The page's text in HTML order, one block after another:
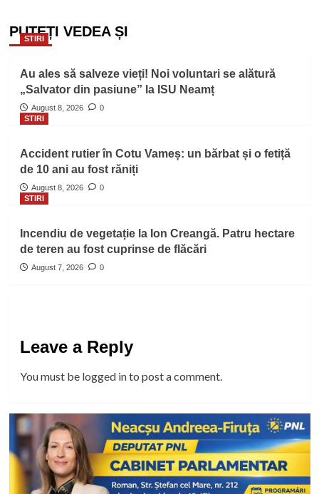
PUTEȚI VEDEA ȘI
STIRI
Au ales să salveze vieți! Noi voluntari se alătură
„Salvator din pasiune” la ISU Neamț
August 8, 2026
0
STIRI
Accident rutier în Cotu Vameș: un bărbat și o fetiță
de 10 ani au fost răniți
August 8, 2026
0
STIRI
Incendiu de vegetație la Ion Creangă. Patru hectare
de teren au fost cuprinse de flăcări
August 7, 2026 0
Leave a Reply
You must be logged into post a comment.